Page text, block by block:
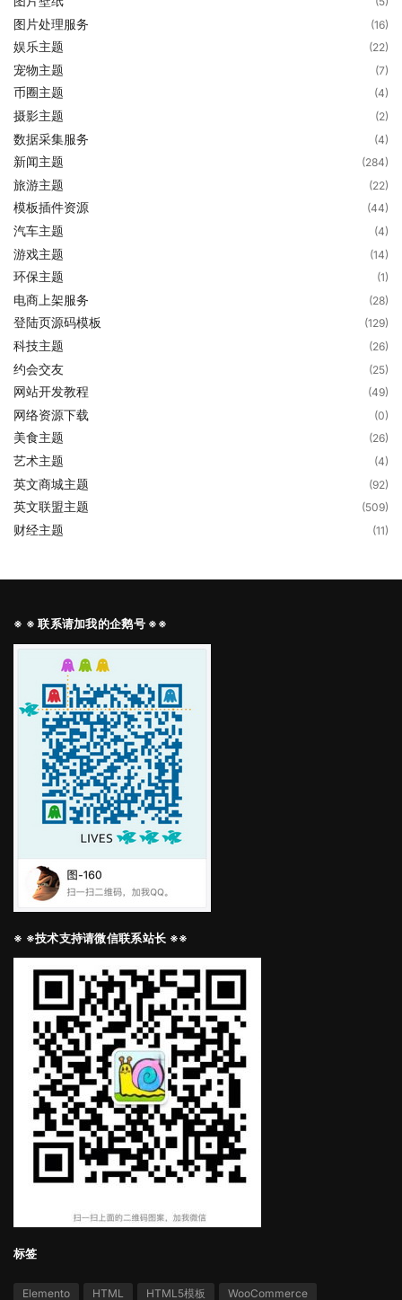
图片处理服务 (16)
娱乐主题 (22)
宠物主题 (7)
币圈主题 (4)
摄影主题 (2)
数据采集服务 (4)
新闻主题 (284)
旅游主题 (22)
模板插件资源 (44)
汽车主题 (4)
游戏主题 (14)
环保主题 (1)
电商上架服务 (28)
登陆页源码模板 (129)
科技主题 (26)
约会交友 (25)
网站开发教程 (49)
网络资源下载 (0)
美食主题 (26)
艺术主题 (4)
英文商城主题 (92)
英文联盟主题 (509)
财经主题 (11)
※ ※ 联系请加我的企鹅号 ※※
※ ※技术支持请微信联系站长 ※※
标签
Elemento HTML HTML5模板 WooCommerce